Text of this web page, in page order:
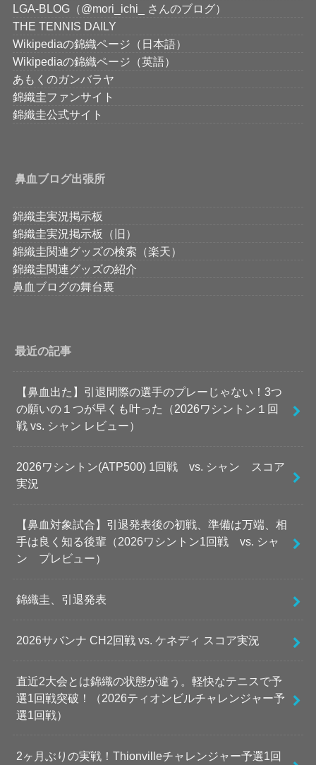
LGA-BLOG（@mori_ichi_ さんのブログ）
THE TENNIS DAILY
Wikipediaの錦織ページ（日本語）
Wikipediaの錦織ページ（英語）
あもくのガンバラヤ
錦織圭ファンサイト
錦織圭公式サイト
鼻血ブログ出張所
錦織圭実況掲示板
錦織圭実況掲示板（旧）
錦織圭関連グッズの検索（楽天）
錦織圭関連グッズの紹介
鼻血ブログの舞台裏
最近の記事
【鼻血出た】引退間際の選手のプレーじゃない！3つ
の願いの１つが早くも叶った（2026ワシントン１回
戦 vs. シャン レビュー）
2026ワシントン(ATP500) 1回戦 vs. シャン スコア
実況
【鼻血対象試合】引退発表後の初戦、準備は万端、相
手は良く知る後輩（2026ワシントン1回戦 vs. シャ
ン プレビュー）
錦織圭、引退発表
2026サバンナ CH2回戦 vs. ケネディ スコア実況
直近2大会とは錦織の状態が違う。軽快なテニスで予
選1回戦突破！（2026ティオンビルチャレンジャー予
選1回戦）
2ヶ月ぶりの実戦！Thionvilleチャレンジャー予選1回